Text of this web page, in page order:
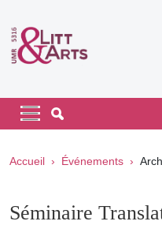
Navigation
Navigation
Fil d'Ariane
Accueil Événements
Séminaire